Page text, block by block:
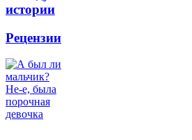
истории
Рецензии